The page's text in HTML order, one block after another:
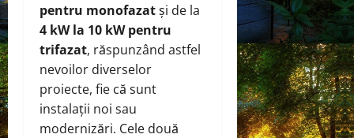
pentru monofazatși de la
4 kW la 10 kW pentru
trifazat, răspunzând astfel
nevoilor diverselor
proiecte, fie că sunt
instalații noi sau
modernizări. Cele două